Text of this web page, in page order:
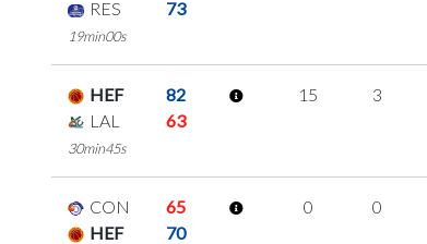
RES
73
19min00s
HEF
82
LAL
63
30min45s
15 3
CON
65
HEF
70
0 0